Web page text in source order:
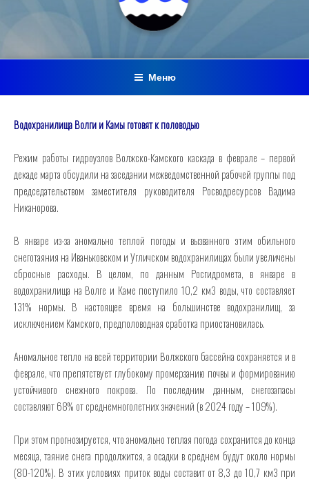
Меню
Водохранилища Волги и Камы готовят к половодью
Режим работы гидроузлов Волжско-Камского каскада в феврале – первой
декаде марта обсудили на заседании межведомственной рабочей группы под
председательством заместителя руководителя Росводресурсов Вадима
Никанорова.
В январе из-за аномально теплой погоды и вызванного этим обильного
снеготаяния на Иваньковском и Угличском водохранилищах были увеличены
сбросные расходы. В целом, по данным Росгидромета, в январе в
водохранилища на Волге и Каме поступило 10,2 км3 воды, что составляет
131% нормы. В настоящее время на большинстве водохранилищ, за
исключением Камского, предполоводная сработка приостановилась.
Аномальное тепло на всей территории Волжского бассейна сохраняется и в
феврале, что препятствует глубокому промерзанию почвы и формированию
устойчивого снежного покрова. По последним данным, снегозапасы
составляют 68% от среднемноголетних значений (в 2024 году – 109%).
При этом прогнозируется, что аномально теплая погода сохранится до конца
месяца, таяние снега продолжится, а осадки в среднем будут около нормы
(80-120%). В этих условиях приток воды составит от 8,3 до 10,7 км3 при